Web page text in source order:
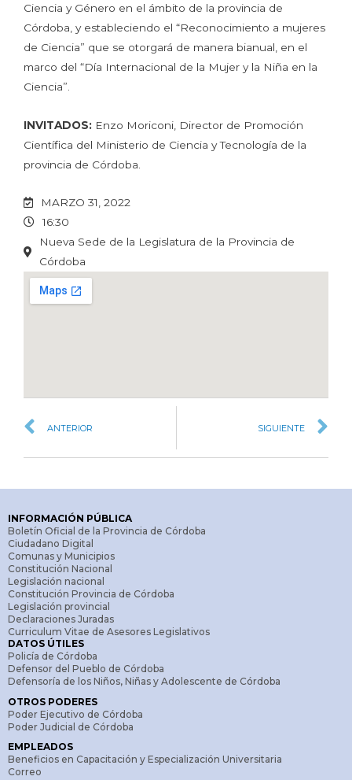
Ciencia y Género en el ámbito de la provincia de
Córdoba, y estableciendo el “Reconocimiento a mujeres
de Ciencia” que se otorgará de manera bianual, en el
marco del “Día Internacional de la Mujer y la Niña en la
Ciencia”.
INVITADOS: Enzo Moriconi, Director de Promoción
Científica del Ministerio de Ciencia y Tecnología de la
provincia de Córdoba.
MARZO 31, 2022
16:30
Nueva Sede de la Legislatura de la Provincia de
Córdoba
ANTERIOR SIGUIENTE
INFORMACIÓN PÚBLICA
Boletín Oficial de la Provincia de Córdoba
Ciudadano Digital
Comunas y Municipios
Constitución Nacional
Legislación nacional
Constitución Provincia de Córdoba
Legislación provincial
Declaraciones Juradas
Curriculum Vitae de Asesores Legislativos
DATOS ÚTILES
Policía de Córdoba
Defensor del Pueblo de Córdoba
Defensoría de los Niños, Niñas y Adolescente de Córdoba
OTROS PODERES
Poder Ejecutivo de Córdoba
Poder Judicial de Córdoba
EMPLEADOS
Beneficios en Capacitación y Especialización Universitaria
Correo